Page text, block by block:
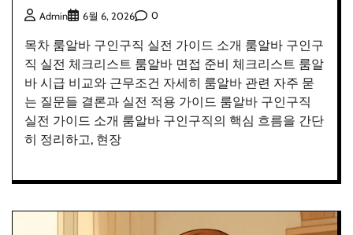
Admin 6월 6, 2026 0
목차 룸알바 구인구직 실전 가이드 소개 룸알바 구인구
직 실전 체크리스트 룸알바 면접 준비 체크리스트 룸알
바 시급 비교와 근무조건 자세히 룸알바 관련 자주 묻
는 질문들 결론과 실전 적용 가이드 룸알바 구인구직
실전 가이드 소개 룸알바 구인구직의 핵심 흐름을 간단
히 정리하고, 현장